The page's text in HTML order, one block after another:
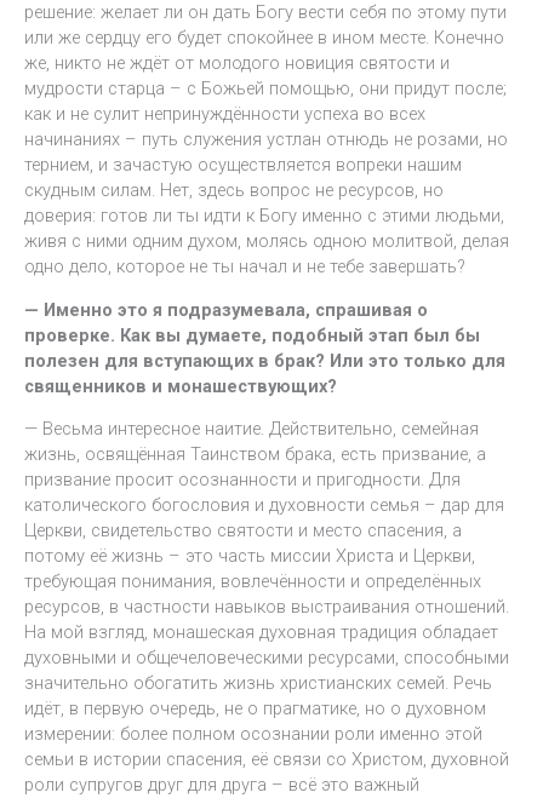
решение: желает ли он дать Богу вести себя по этому пути
или же сердцу его будет спокойнее в ином месте. Конечно
же, никто не ждёт от молодого новиция святости и
мудрости старца – с Божьей помощью, они придут после;
как и не сулит непринуждённости успеха во всех
начинаниях – путь служения устлан отнюдь не розами, но
тернием, и зачастую осуществляется вопреки нашим
скудным силам. Нет, здесь вопрос не ресурсов, но
доверия: готов ли ты идти к Богу именно с этими людьми,
живя с ними одним духом, молясь одною молитвой, делая
одно дело, которое не ты начал и не тебе завершать?
— Именно это я подразумевала, спрашивая о
проверке. Как вы думаете, подобный этап был бы
полезен для вступающих в брак? Или это только для
священников и монашествующих?
— Весьма интересное наитие. Действительно, семейная
жизнь, освящённая Таинством брака, есть призвание, а
призвание просит осознанности и пригодности. Для
католического богословия и духовности семья – дар для
Церкви, свидетельство святости и место спасения, а
потому её жизнь – это часть миссии Христа и Церкви,
требующая понимания, вовлечённости и определённых
ресурсов, в частности навыков выстраивания отношений.
На мой взгляд, монашеская духовная традиция обладает
духовными и общечеловеческими ресурсами, способными
значительно обогатить жизнь христианских семей. Речь
идёт, в первую очередь, не о прагматике, но о духовном
измерении: более полном осознании роли именно этой
семьи в истории спасения, её связи со Христом, духовной
роли супругов друг для друга – всё это важный